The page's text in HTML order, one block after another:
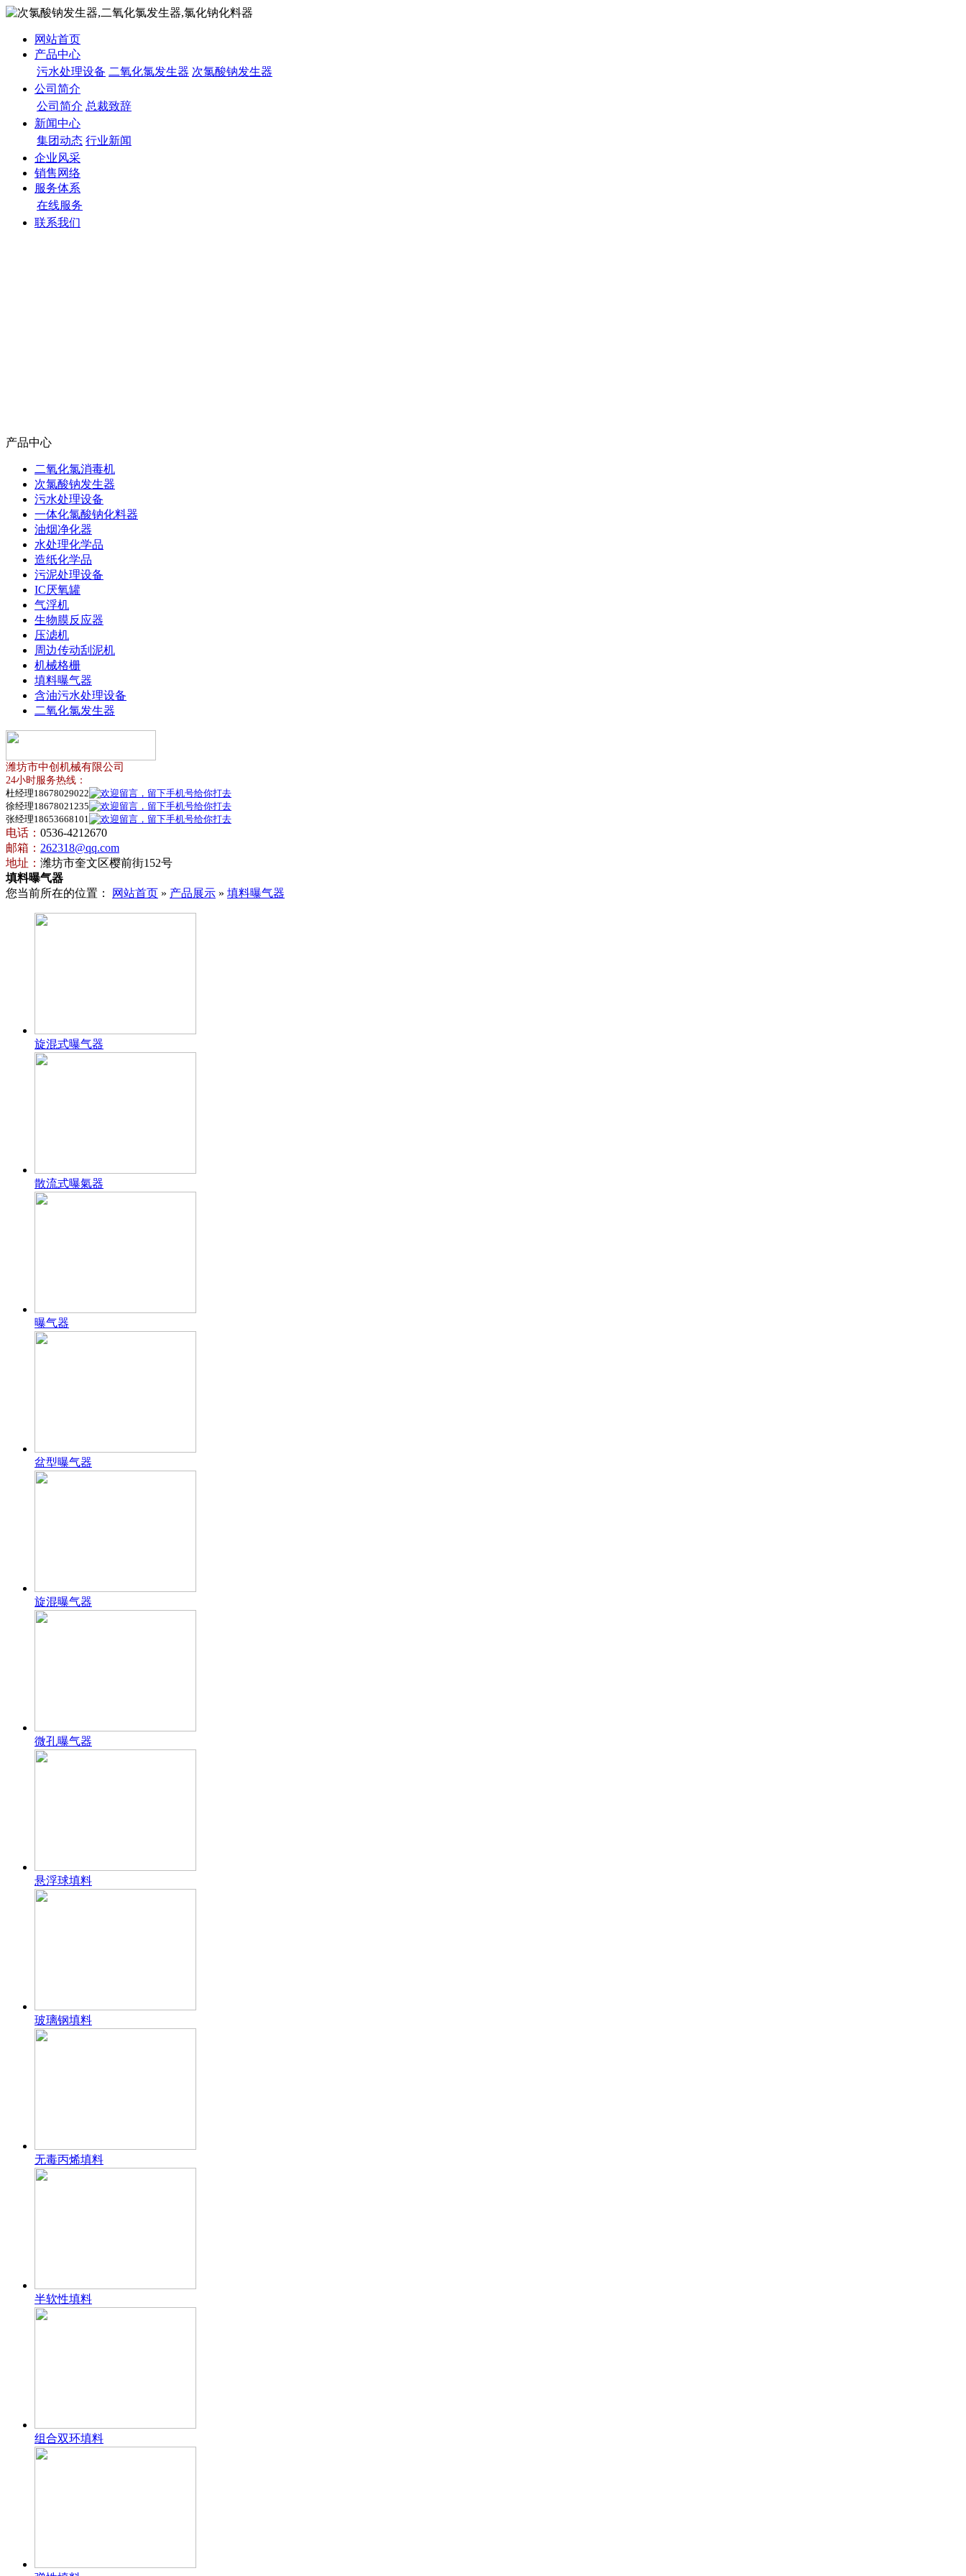
网站首页
产品中心
污水处理设备 二氧化氯发生器 次氯酸钠发生器
公司简介
公司简介 总裁致辞
新闻中心
集团动态 行业新闻
企业风采
销售网络
服务体系
在线服务
联系我们
产品中心
二氧化氯消毒机
次氯酸钠发生器
污水处理设备
一体化氯酸钠化料器
油烟净化器
水处理化学品
造纸化学品
污泥处理设备
IC厌氧罐
气浮机
生物膜反应器
压滤机
周边传动刮泥机
机械格栅
填料曝气器
含油污水处理设备
二氧化氯发生器
潍坊市中创机械有限公司
24小时服务热线：
杜经理18678029022
徐经理18678021235
张经理18653668101
电话： 0536-4212670
邮箱： 262318@qq.com
地址： 潍坊市奎文区樱前街152号
填料曝气器
您当前所在的位置：
网站首页 » 产品展示 » 填料曝气器
旋混式曝气器
散流式曝氣器
曝气器
盆型曝气器
旋混曝气器
微孔曝气器
悬浮球填料
玻璃钢填料
无毒丙烯填料
半软性填料
组合双环填料